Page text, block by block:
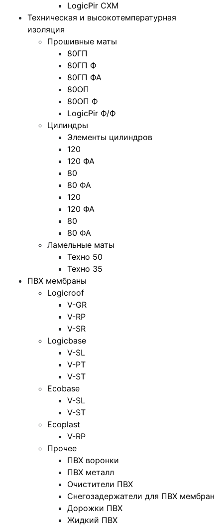
LogicPir СХМ
Техническая и высокотемпературная
изоляция
Прошивные маты
80ГП
80ГП Ф
80ГП ФА
80ОП
80ОП Ф
LogicPir Ф/Ф
Цилиндры
Элементы цилиндров
120
120 ФА
80
80 ФА
120
120 ФА
80
80 ФА
Ламельные маты
Техно 50
Техно 35
ПВХ мембраны
Logicroof
V-GR
V-RP
V-SR
Logicbase
V-SL
V-PT
V-ST
Ecobase
V-SL
V-ST
Ecoplast
V-RP
Прочее
ПВХ воронки
ПВХ металл
Очистители ПВХ
Снегозадержатели для ПВХ мембран
Дорожки ПВХ
Жидкий ПВХ